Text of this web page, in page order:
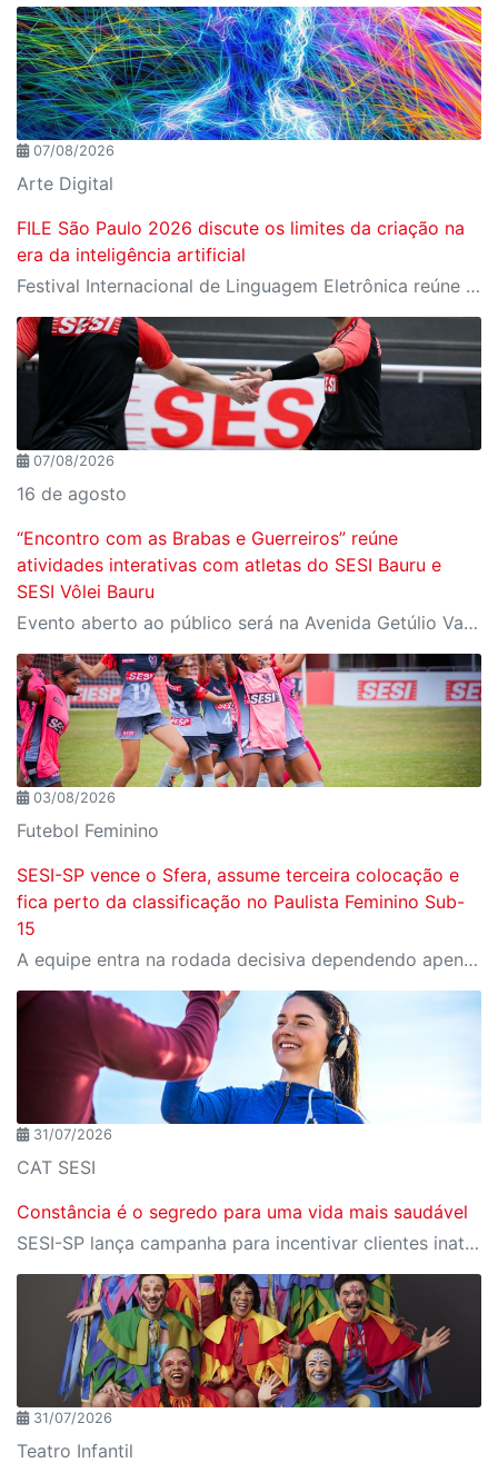
07/08/2026
Arte Digital
FILE São Paulo 2026 discute os limites da criação na
era da inteligência artificial
Festival Internacional de Linguagem Eletrônica reúne cerca de 150 obras de artistas de diversos países e convida o público a refletir sobre as novas relações entre arte, tecnologia e inteligência artificial
07/08/2026
16 de agosto
“Encontro com as Brabas e Guerreiros” reúne
atividades interativas com atletas do SESI Bauru e
SESI Vôlei Bauru
Evento aberto ao público será na Avenida Getúlio Vargas, no domingo, 16, às 9h, com revelação do novo uniforme da equipe
03/08/2026
Futebol Feminino
SESI-SP vence o Sfera, assume terceira colocação e
fica perto da classificação no Paulista Feminino Sub-
15
A equipe entra na rodada decisiva dependendo apenas de seus próprios resultados para avançar ao mata-mata
31/07/2026
CAT SESI
Constância é o segredo para uma vida mais saudável
SESI-SP lança campanha para incentivar clientes inativos a retomarem a prática de atividades físicas, esporte e lazer com benefícios exclusivos
31/07/2026
Teatro Infantil